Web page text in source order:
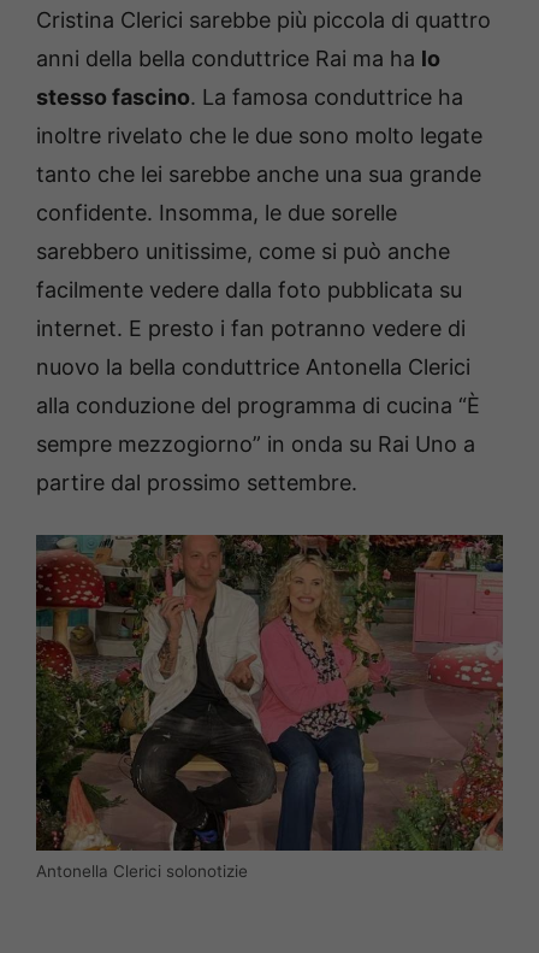
Cristina Clerici sarebbe più piccola di quattro
anni della bella conduttrice Rai ma ha lo
stesso fascino. La famosa conduttrice ha
inoltre rivelato che le due sono molto legate
tanto che lei sarebbe anche una sua grande
confidente. Insomma, le due sorelle
sarebbero unitissime, come si può anche
facilmente vedere dalla foto pubblicata su
internet. E presto i fan potranno vedere di
nuovo la bella conduttrice Antonella Clerici
alla conduzione del programma di cucina “È
sempre mezzogiorno” in onda su Rai Uno a
partire dal prossimo settembre.
Antonella Clerici solonotizie